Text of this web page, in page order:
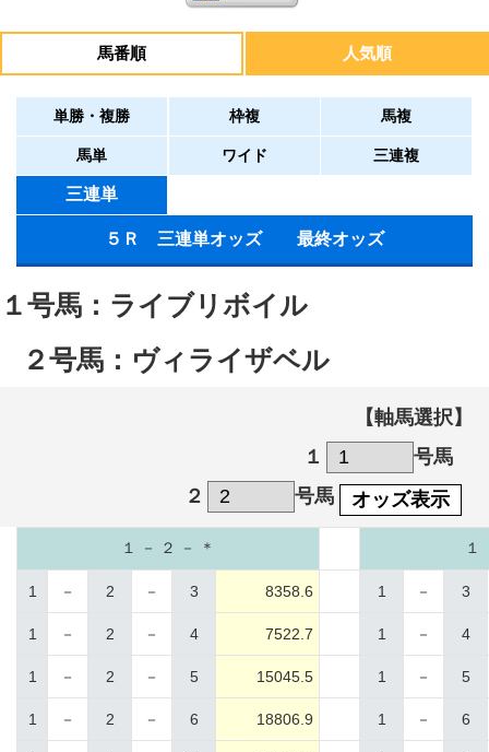
馬番順 人気順
単勝・複勝 枠複 馬複
馬単 ワイド 三連複
三連単
５Ｒ 三連単オッズ 最終オッズ
１号馬：ライブリボイル
２号馬：ヴィライザベル
【軸馬選択】
１
号馬
２
号馬 オッズ表示
１ － ２ － ＊ １
1 － 2 － 3 8358.6 1 － 3
1 － 2 － 4 7522.7 1 － 4
1 － 2 － 5 15045.5 1 － 5
1 － 2 － 6 18806.9 1 － 6